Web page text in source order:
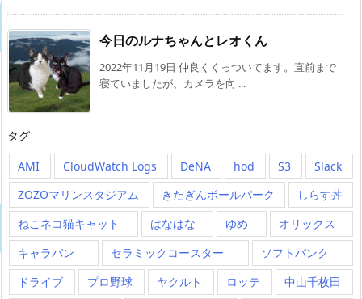
今日のルナちゃんとレオくん
2022年11月19日 仲良くくっついてます。直前まで
寝ていましたが、カメラを向 ...
タグ
AMI
CloudWatch Logs DeNA hod S3
Slack
ZOZOマリンスタジアム
きたぎんボールパーク
しらす丼
ねこネコ猫キャット
はなはな ゆめ
オリックス
キャラバン
セラミックコースター
ソフトバンク
ドライブ
プロ野球 ヤクルト ロッテ
中山千枚田